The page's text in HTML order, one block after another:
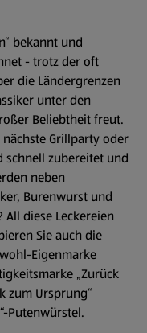
bekannt und
- trotz der oft
die Ländergrenzen
unter den
Beliebtheit freut.
Grillparty oder
schnell zubereitet und
neben
Burenwurst und
diese Leckereien
Sie auch die
Eigenmarke
„Zurück
zum Ursprung“
Putenwürstel.